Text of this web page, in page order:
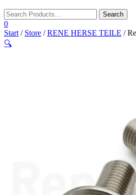
0
Start / Store /RENE HERSE TEILE /
🔍